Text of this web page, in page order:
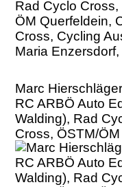
Marc
RC ARBÖ Auto
Walding), Rad
Cross, ÖSTM/ÖM
Querfeldein,
Cycling Austria,
Enzersdorf, NÖ